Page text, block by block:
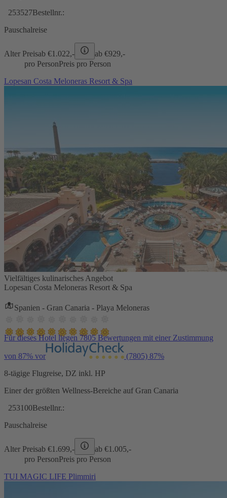
253527Bestellnr.:
Pauschalreise
Alter Preisab €1.022,- ab €929,-
pro PersonPreis pro Person
Lopesan Costa Meloneras Resort & Spa
Vielfältiges kulinarisches Angebot
Lopesan Costa Meloneras Resort & Spa
Spanien - Gran Canaria - Playa Meloneras
Für dieses Hotel liegen 7805 Bewertungen mit einer Zustimmung
von 87% vor (7805) 87%
8-tägige Flugreise, DZ inkl. HP
Einer der größten Wellness-Bereiche auf Gran Canaria
253100Bestellnr.:
Pauschalreise
Alter Preisab €1.699,- ab €1.005,-
pro PersonPreis pro Person
TUI MAGIC LIFE Plimmiri